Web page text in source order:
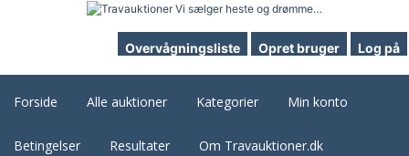
Overvågningsliste Opret bruger Log på
Forside Alle auktioner Kategorier Min konto
Betingelser Resultater Om Travauktioner.dk